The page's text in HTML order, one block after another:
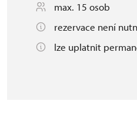
max. 15 osob
rezervace není
lze uplatnit